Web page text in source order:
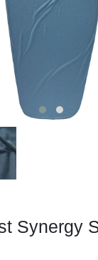
Synergy